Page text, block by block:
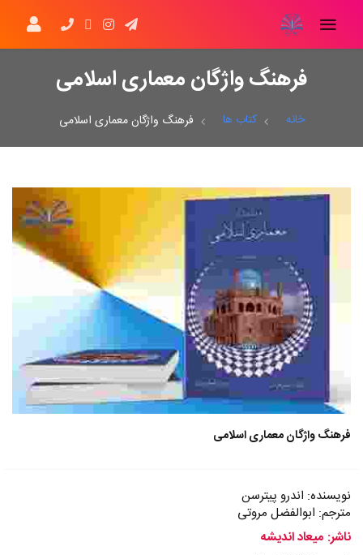
فرهنگ واژگان معماری اسلامی
خانه کتاب ها فرهنگ واژگان معماری اسلامی
فرهنگ واژگان معماری اسلامی
نویسنده: اندرو پیترسن
مترجم: ابوالفضل مروتی
ناشر: میعاد اندیشه